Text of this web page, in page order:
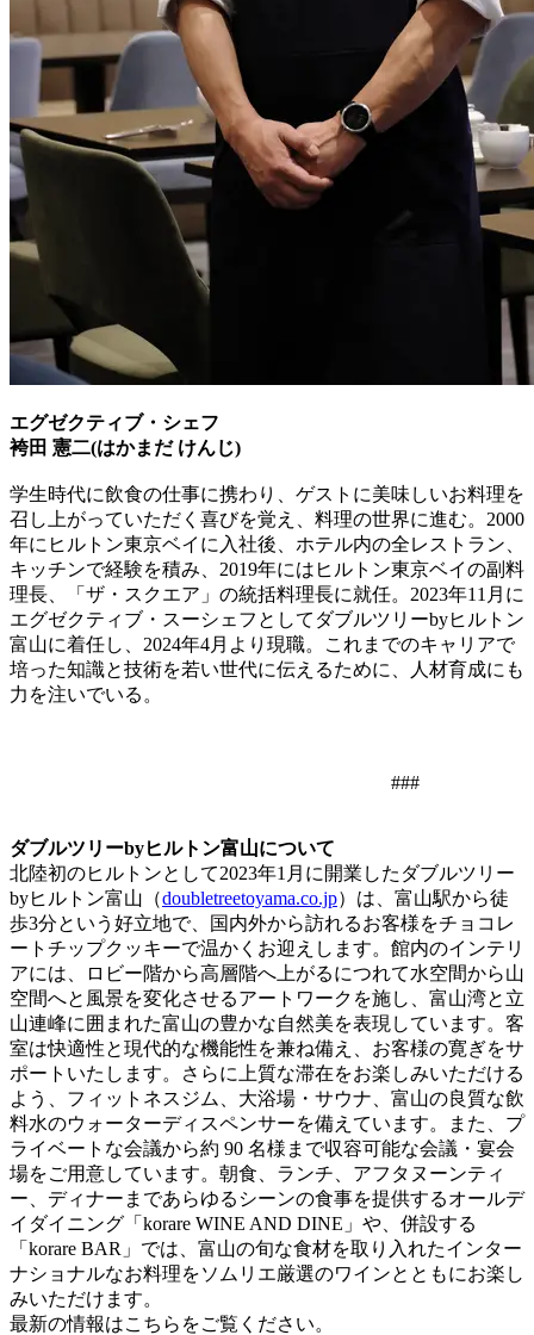
エグゼクティブ・シェフ
袴田 憲二(はかまだ けんじ)
学生時代に飲食の仕事に携わり、ゲストに美味しいお料理を
召し上がっていただく喜びを覚え、料理の世界に進む。2000
年にヒルトン東京ベイに入社後、ホテル内の全レストラン、
キッチンで経験を積み、2019年にはヒルトン東京ベイの副料
理長、「ザ・スクエア」の統括料理長に就任。2023年11月に
エグゼクティブ・スーシェフとしてダブルツリーbyヒルトン
富山に着任し、2024年4月より現職。これまでのキャリアで
培った知識と技術を若い世代に伝えるために、人材育成にも
力を注いでいる。
###
ダブルツリーbyヒルトン富山について
北陸初のヒルトンとして2023年1月に開業したダブルツリー
byヒルトン富山（doubletreetoyama.co.jp）は、富山駅から徒
歩3分という好立地で、国内外から訪れるお客様をチョコレ
ートチップクッキーで温かくお迎えします。館内のインテリ
アには、ロビー階から高層階へ上がるにつれて水空間から山
空間へと風景を変化させるアートワークを施し、富山湾と立
山連峰に囲まれた富山の豊かな自然美を表現しています。客
室は快適性と現代的な機能性を兼ね備え、お客様の寛ぎをサ
ポートいたします。さらに上質な滞在をお楽しみいただける
よう、フィットネスジム、大浴場・サウナ、富山の良質な飲
料水のウォーターディスペンサーを備えています。また、プ
ライベートな会議から約 90 名様まで収容可能な会議・宴会
場をご用意しています。朝食、ランチ、アフタヌーンティ
ー、ディナーまであらゆるシーンの食事を提供するオールデ
イダイニング「korare WINE AND DINE」や、併設する
「korare BAR」では、富山の旬な食材を取り入れたインター
ナショナルなお料理をソムリエ厳選のワインとともにお楽し
みいただけます。
最新の情報はこちらをご覧ください。